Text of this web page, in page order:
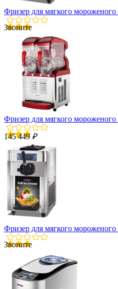
Фризер для мягкого
Звоните
Фризер для мягкого
145 449₽
Фризер для мягкого
Звоните